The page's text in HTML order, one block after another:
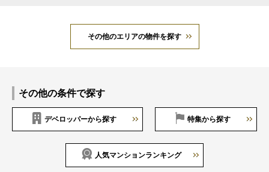
その他のエリアの物件を探す
その他の条件で探す
デベロッパーから探す 特集から探す
人気マンションランキング